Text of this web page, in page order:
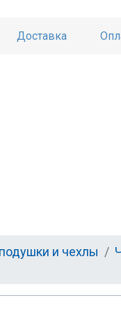
Доставка
и чехлы